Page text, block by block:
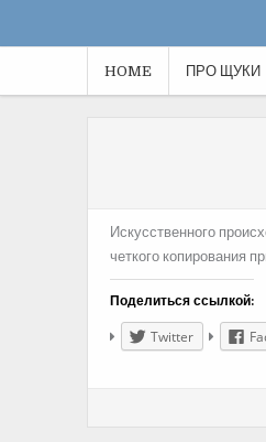
HOME ПРО ЩУКИ
Искусственного
четкого копирования
Поделиться ссылкой:
Twitter